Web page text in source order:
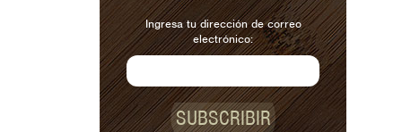
Ingresa tu dirección de correo
electrónico:
SUBSCRIBIR